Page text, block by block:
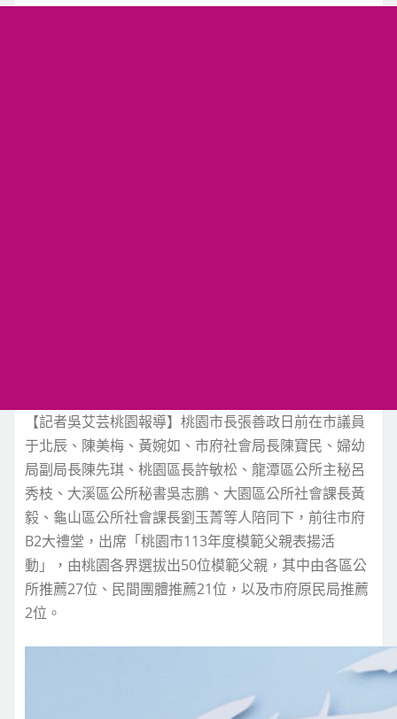
【記者吳艾芸桃園報導】桃園市長張善政日前在市議員
于北辰、陳美梅、黃婉如、市府社會局長陳寶民、婦幼
局副局長陳先琪、桃園區長許敏松、龍潭區公所主秘呂
秀枝、大溪區公所秘書吳志鵬、大園區公所社會課長黃
毅、龜山區公所社會課長劉玉菁等人陪同下，前往市府
B2大禮堂，出席「桃園市113年度模範父親表揚活
動」，由桃園各界選拔出50位模範父親，其中由各區公
所推薦27位、民間團體推薦21位，以及市府原民局推薦
2位。